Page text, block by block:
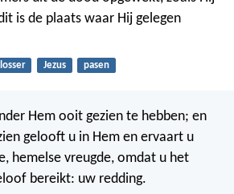
is de plaats waar Hij gelegen
Jezus pasen
Hem ooit gezien te hebben; en
gelooft u in Hem en ervaart u
hemelse vreugde, omdat u het
bereikt: uw redding.